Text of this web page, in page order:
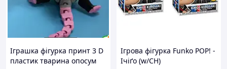
Іграшка фігурка принт 3 D
пластик тварина опосум
Ігрова фігурка Funko POP! -
Ічіґо (w/CH)